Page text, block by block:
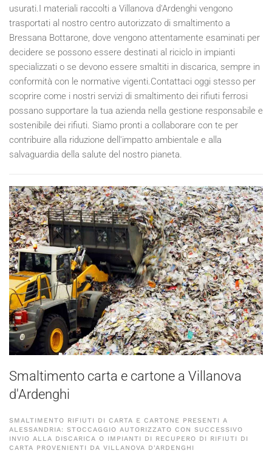
usurati.I materiali raccolti a Villanova d'Ardenghi vengono
trasportati al nostro centro autorizzato di smaltimento a
Bressana Bottarone, dove vengono attentamente esaminati per
decidere se possono essere destinati al riciclo in impianti
specializzati o se devono essere smaltiti in discarica, sempre in
conformità con le normative vigenti.Contattaci oggi stesso per
scoprire come i nostri servizi di smaltimento dei rifiuti ferrosi
possano supportare la tua azienda nella gestione responsabile e
sostenibile dei rifiuti. Siamo pronti a collaborare con te per
contribuire alla riduzione dell'impatto ambientale e alla
salvaguardia della salute del nostro pianeta.
Smaltimento carta e cartone a Villanova
d'Ardenghi
SMALTIMENTO RIFIUTI DI CARTA E CARTONE PRESENTI A
ALESSANDRIA: STOCCAGGIO AUTORIZZATO CON SUCCESSIVO
INVIO ALLA DISCARICA O IMPIANTI DI RECUPERO DI RIFIUTI DI
CARTA PROVENIENTI DA VILLANOVA D'ARDENGHI